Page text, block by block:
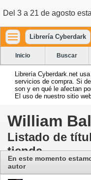
Del 3 a 21 de agosto
Librería Cyberdark
Inicio Buscar
Librería Cyberdark.net
servicios de compra. Si
son y en qué le afectan
El uso de nuestro sitio
William
Listado de
tienda
En este momento
autor